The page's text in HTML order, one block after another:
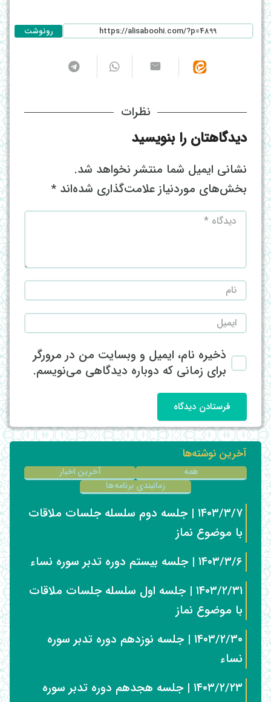
رونوشت
نظرات
دیدگاهتان را بنویسید
نشانی ایمیل شما منتشر نخواهد شد.
بخش‌های موردنیاز علامت‌گذاری شده‌اند *
ذخیره نام، ایمیل و وبسایت من در مرورگر
برای زمانی که دوباره دیدگاهی می‌نویسم.
فرستادن دیدگاه
آخرین نوشته‌ها
همه
آخرین اخبار
زمانبندی برنامه‌ها
۱۴۰۳/۳/۷ | جلسه دوم سلسله جلسات ملاقات
با موضوع نماز
۱۴۰۳/۳/۶ | جلسه بیستم دوره تدبر سوره نساء
۱۴۰۳/۲/۳۱ | جلسه اول سلسله جلسات ملاقات
با موضوع نماز
۱۴۰۳/۲/۳۰ | جلسه نوزدهم دوره تدبر سوره
نساء
۱۴۰۳/۲/۲۳ | جلسه هجدهم دوره تدبر سوره